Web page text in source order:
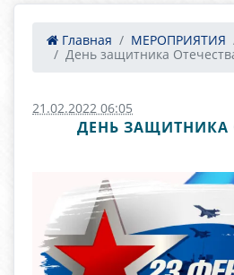
Главная МЕРОПРИЯТИЯ
День защитника
21.02.2022 06:05
ДЕНЬ ЗАЩИТНИКА